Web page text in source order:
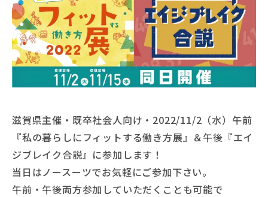
滋賀県主催・既卒社会人向け・2022/11/2（水）午前
『私の暮らしにフィットする働き方展』＆午後『エイ
ジブレイク合説』に参加します！
当日はノースーツでお気軽にご参加下さい。
午前・午後両方参加していただくことも可能で